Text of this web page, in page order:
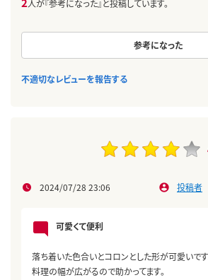
人が『参考になった』と投稿しています。
参考になった
不適切なレビューを報告する
2024/07/28 23:06 投稿者
可愛くて便利
落ち着いた色合いとコロンとした形が可愛いです
料理の幅が広がるので助かってます。